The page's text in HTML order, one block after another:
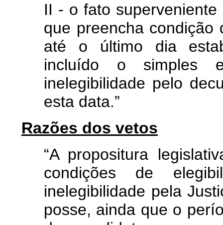
II - o fato
que preencha condição
até o último dia
incluído o simples
inelegibilidade pelo
esta data.”
Razões dos vetos
“A propositura
condições de
inelegibilidade pela
posse, ainda que o